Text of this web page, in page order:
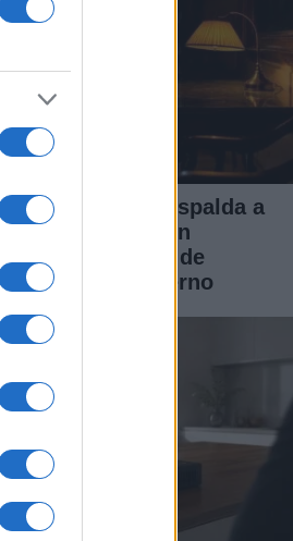
Rey de España respalda a
ante la presión
y la falta de
del Gobierno